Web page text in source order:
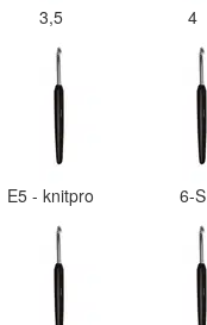
3,5 4
E5 - knitpro 6-S